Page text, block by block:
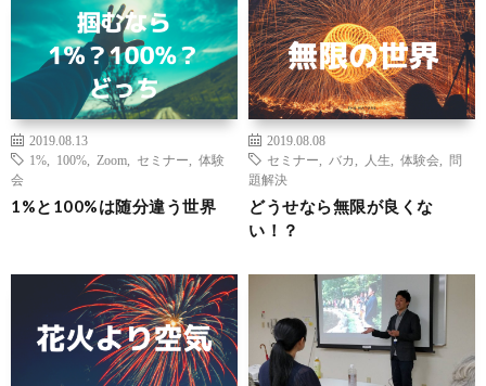
2019.08.13
1%
100% Zoom セミナー
体験
会
1%と100%は随分違う世界
2019.08.08
セミナー
バカ 人生 体験会
問
題解決
どうせなら無限が良くな
い！？